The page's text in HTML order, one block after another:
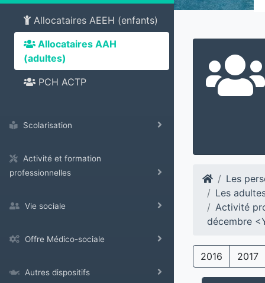
Allocataires AEEH (enfants)
Allocataires AAH
(adultes)
PCH ACTP
Scolarisation
Activité et formation
professionnelles
Vie sociale
Offre Médico-sociale
Autres dispositifs
Les
Les
Activité
décembre
2016 2017